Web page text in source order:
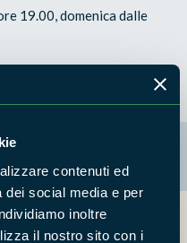
contenuti ed
dei social media e per
inoltre
il nostro sito con i
19.00, domenica dalle
OPZIONI